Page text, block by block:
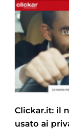
Clickar.it: il
usato ai